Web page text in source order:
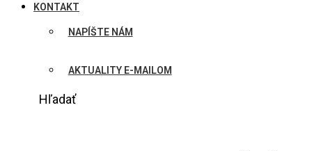
KONTAKT
NAPÍŠTE NÁM
AKTUALITY E-MAILOM
Hľadať